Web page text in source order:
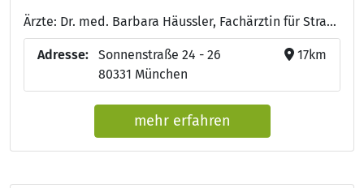
Ärzte: Dr. med. Barbara Häussler, Fachärztin für Strahlentherapie und Diagnostische Radiologie - Dr. med. Birgit Loeper- Kabasakal, Fachärztin für Strahlentherapie - Prof. Dr. med. Barbara Röper, Fachärztin für Strahlentherapie - Dr. med. Miriam Hadjamu, Fachärztin für Strahlentherapie - Dr. med. Claudia Andrä, Fachärztin für Strahlentherapie - Dr. med. Kerstin Krause, Fachärztin für Strahlentherapie - Dr. med. Brigita Kuper, Fachärztin für Strahlentherapie - Dr. med. Louisa D'Cruz, Fachärztin für Strahlentherapie - Dr. med. Richard Späth, Fachärztin für Strahlentherapie - Dr. med. Paul Lutyj, Fachärztin für Strahlentherapie
Adresse:
Sonnenstraße 24 - 26
80331 München
17km
mehr erfahren